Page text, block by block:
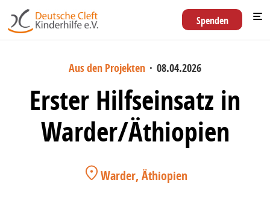
Spenden
Aus den Projekten · 08.04.2026
Erster Hilfseinsatz in
Warder/Äthiopien
Warder, Äthiopien